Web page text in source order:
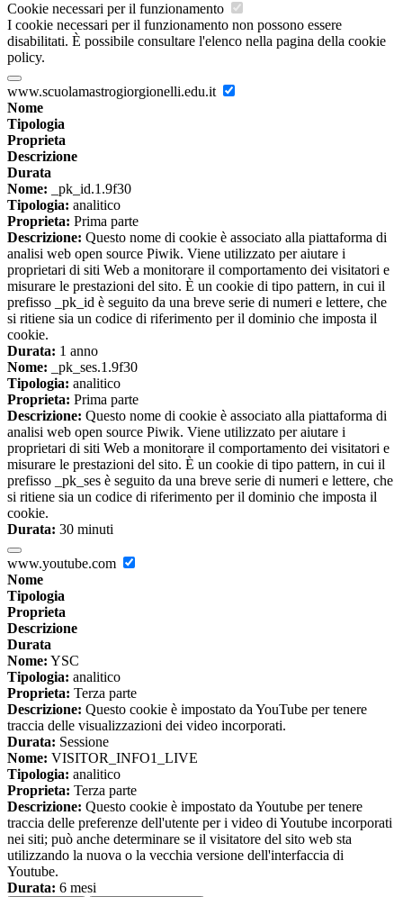
Cookie necessari per il funzionamento
I cookie necessari per il funzionamento non possono essere
disabilitati. È possibile consultare l'elenco nella pagina della cookie
policy.
www.scuolamastrogiorgionelli.edu.it
Nome
Tipologia
Proprieta
Descrizione
Durata
Nome: _pk_id.1.9f30
Tipologia: analitico
Proprieta: Prima parte
Descrizione: Questo nome di cookie è associato alla piattaforma di
analisi web open source Piwik. Viene utilizzato per aiutare i
proprietari di siti Web a monitorare il comportamento dei visitatori e
misurare le prestazioni del sito. È un cookie di tipo pattern, in cui il
prefisso _pk_id è seguito da una breve serie di numeri e lettere, che
si ritiene sia un codice di riferimento per il dominio che imposta il
cookie.
Durata: 1 anno
Nome: _pk_ses.1.9f30
Tipologia: analitico
Proprieta: Prima parte
Descrizione: Questo nome di cookie è associato alla piattaforma di
analisi web open source Piwik. Viene utilizzato per aiutare i
proprietari di siti Web a monitorare il comportamento dei visitatori e
misurare le prestazioni del sito. È un cookie di tipo pattern, in cui il
prefisso _pk_ses è seguito da una breve serie di numeri e lettere, che
si ritiene sia un codice di riferimento per il dominio che imposta il
cookie.
Durata: 30 minuti
www.youtube.com
Nome
Tipologia
Proprieta
Descrizione
Durata
Nome: YSC
Tipologia: analitico
Proprieta: Terza parte
Descrizione: Questo cookie è impostato da YouTube per tenere
traccia delle visualizzazioni dei video incorporati.
Durata: Sessione
Nome: VISITOR_INFO1_LIVE
Tipologia: analitico
Proprieta: Terza parte
Descrizione: Questo cookie è impostato da Youtube per tenere
traccia delle preferenze dell'utente per i video di Youtube incorporati
nei siti; può anche determinare se il visitatore del sito web sta
utilizzando la nuova o la vecchia versione dell'interfaccia di
Youtube.
Durata: 6 mesi